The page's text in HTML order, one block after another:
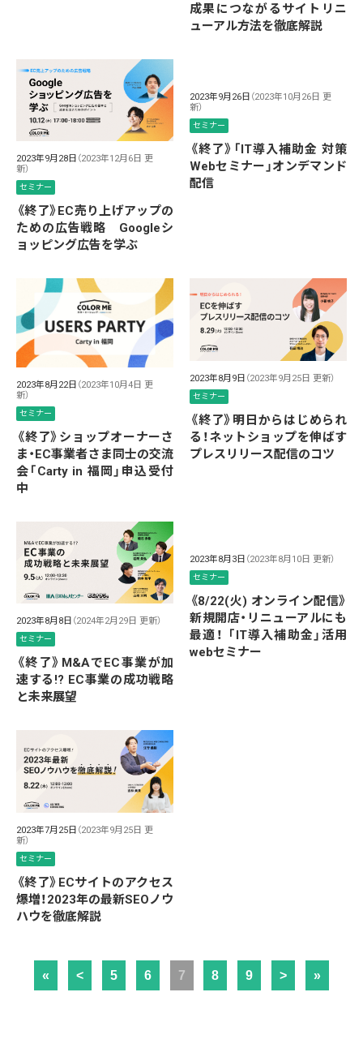
成果につながるサイトリニ
ューアル方法を徹底解説
2023年9月28日 （2023年12月6日 更
新）
セミナー
《終了》EC売り上げアップの
ための広告戦略 Googleシ
ョッピング広告を学ぶ
2023年9月26日 （2023年10月26日 更
新）
セミナー
《終了》「IT導入補助金 対策
Webセミナー」オンデマンド
配信
2023年8月22日 （2023年10月4日 更
新）
セミナー
《終了》ショップオーナーさ
ま・EC事業者さま同士の交流
会「Carty in 福岡」申込受付
中
2023年8月9日 （2023年9月25日 更新）
セミナー
《終了》明日からはじめられ
る！ネットショップを伸ばす
プレスリリース配信のコツ
2023年8月8日 （2024年2月29日 更新）
セミナー
《終了》M&AでEC事業が加
速する!? EC事業の成功戦略
と未来展望
2023年8月3日 （2023年8月10日 更新）
セミナー
《8/22(火) オンライン配信》
新規開店・リニューアルにも
最適！ 「IT導入補助金」活用
webセミナー
2023年7月25日 （2023年9月25日 更
新）
セミナー
《終了》ECサイトのアクセス
爆増！2023年の最新SEOノウ
ハウを徹底解説
« < 5 6 7 8 9 > »